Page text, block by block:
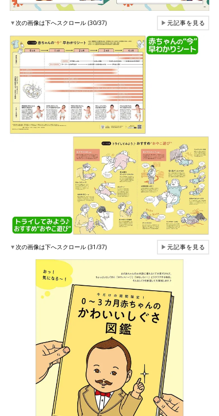
▼次の画像は下へスクロール (30/37) ▶元記事を見る
▼次の画像は下へスクロール (31/37) ▶元記事を見る